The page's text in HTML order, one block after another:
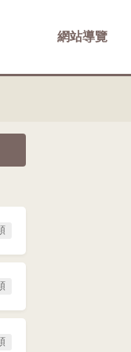
網站導覽